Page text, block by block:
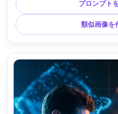
ズ、映画的クリア、タイトルブ
4:5
プロンプト
類似画像を